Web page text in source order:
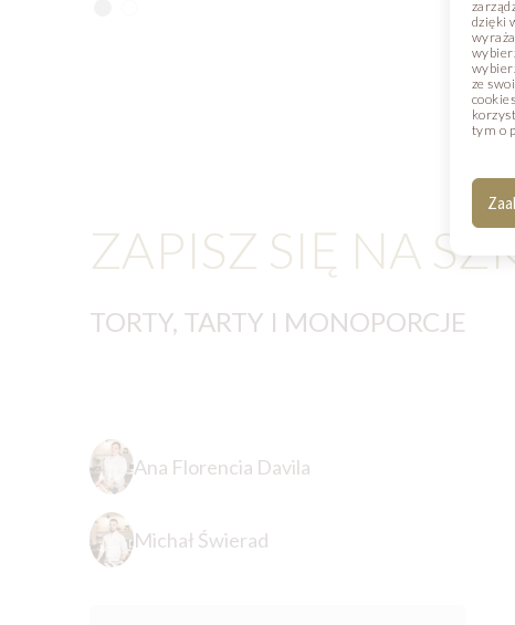
dzięki
ze
tym o
ZAPISZ SIĘ NA
TORTY, TARTY I MONOPORCJE
Ana Florencia Davila
Michał Świerad